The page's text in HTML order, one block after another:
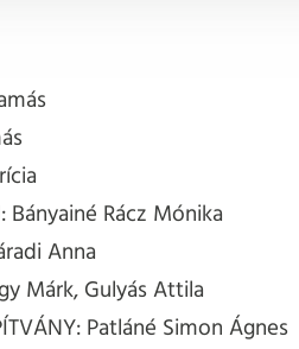
Bányainé Rácz Mónika
Anna
Márk, Gulyás Attila
Patláné Simon Ágnes